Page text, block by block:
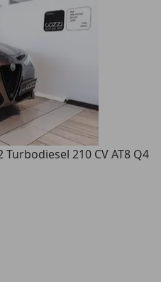
Turbodiesel 210 CV AT8 Q4